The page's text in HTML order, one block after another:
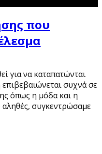
που
για να καταπατώνται
συχνά σε
όπως η μόδα και η
συγκεντρώσαμε